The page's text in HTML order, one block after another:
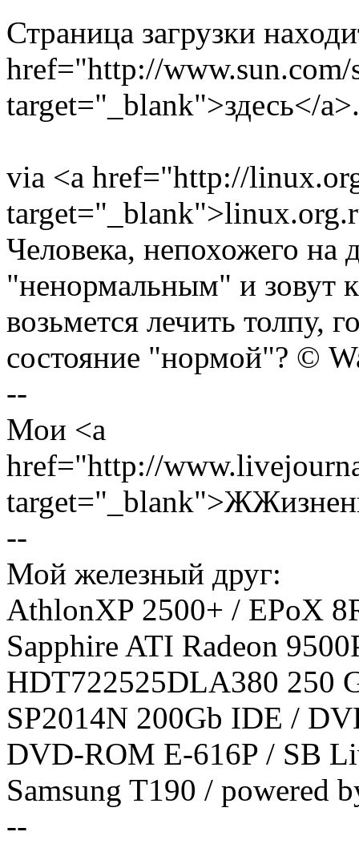
Страница загрузки
href="http://
target="_blank">здесь</a>.
via <a href="http://
Человека, непохожего на
"ненормальным" и зовут
возьмется лечить толпу,
состояние "нормой"? ©
--
Мои <a
href="http://
--
Мой железный друг:
AthlonXP 2500+ / EPoX
Sapphire ATI Radeon
HDT722525DLA380 250
SP2014N 200Gb IDE /
DVD-ROM E-616P / SB
Samsung T190 / powered
--